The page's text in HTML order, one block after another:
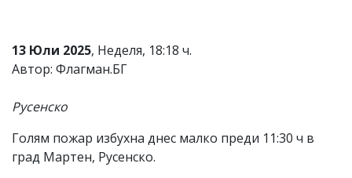
статиите
се
въвеждат
читателите
и
не
носи
13 Юли 2025, Неделя, 18:18 ч.
Автор: Флагман.БГ
Русенско
Голям пожар избухна днес малко преди 11:30 ч в
град Мартен, Русенско.